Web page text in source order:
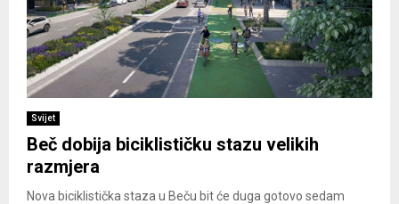
Svijet
Beč dobija biciklističku stazu velikih
razmjera
Nova biciklistička staza u Beču bit će duga gotovo sedam